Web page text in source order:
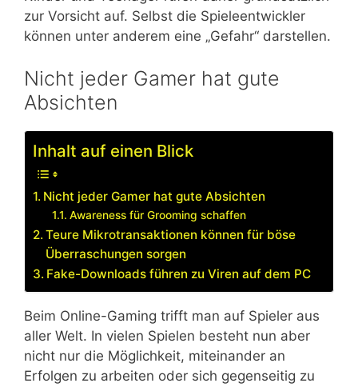
zur Vorsicht auf. Selbst die Spieleentwickler
können unter anderem eine „Gefahr“ darstellen.
Nicht jeder Gamer hat gute
Absichten
Inhalt auf einen Blick
Nicht jeder Gamer hat gute Absichten
Awareness für Grooming schaffen
Teure Mikrotransaktionen können für böse
Überraschungen sorgen
Fake-Downloads führen zu Viren auf dem PC
Beim Online-Gaming trifft man auf Spieler aus
aller Welt. In vielen Spielen besteht nun aber
nicht nur die Möglichkeit, miteinander an
Erfolgen zu arbeiten oder sich gegenseitig zu